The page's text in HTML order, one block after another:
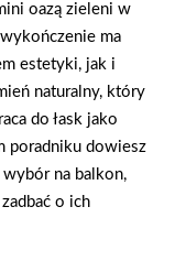
oazą zieleni w
ma
estetyki, jak i
naturalny, który
do łask jako
poradniku dowiesz
na balkon,
o ich